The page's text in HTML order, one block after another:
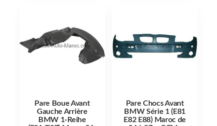
Pare Boue Avant
Gauche Arrière
BMW 1-Reihe
Pare Chocs Avant
BMW Série 1 (E81
E82 E88) Maroc de